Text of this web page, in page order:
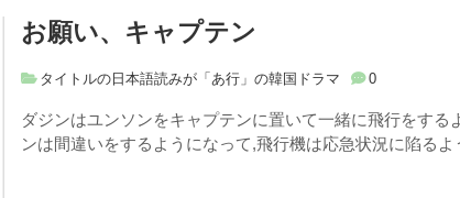
お願い、キャプテン
タイトルの日本語読みが「あ行」の韓国ドラマ 0
ダジンはユンソンをキャプテンに置いて一緒に飛行をする
ンは間違いをするようになって,飛行機は応急状況に陷る